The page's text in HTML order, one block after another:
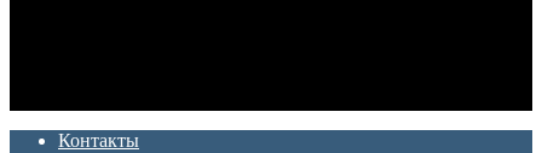
Контакты